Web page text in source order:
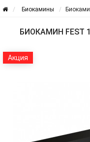
Биокамины
БИОКАМИН FEST
Акция